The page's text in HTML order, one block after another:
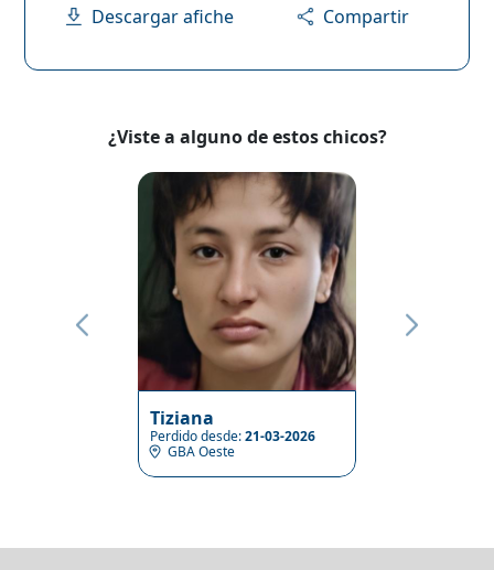
Descargar afiche Compartir
¿Viste a alguno de estos chicos?
Tiziana
Perdido desde:21-03-2026
GBA Oeste